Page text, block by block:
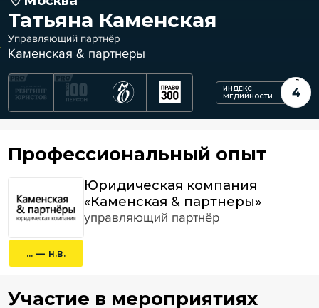
Татьяна Каменская
Управляющий партнёр
Каменская & партнеры
ИНДЕКС
МЕДИЙНОСТИ
4
Профессиональный опыт
... — н.в.
Юридическая компания
«Каменская & партнеры»
управляющий партнёр
Участие в мероприятиях